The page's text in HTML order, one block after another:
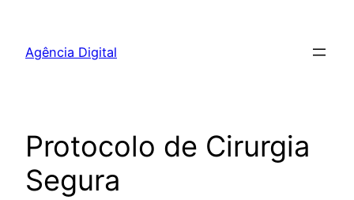
Agência Digital
Protocolo de Cirurgia
Segura